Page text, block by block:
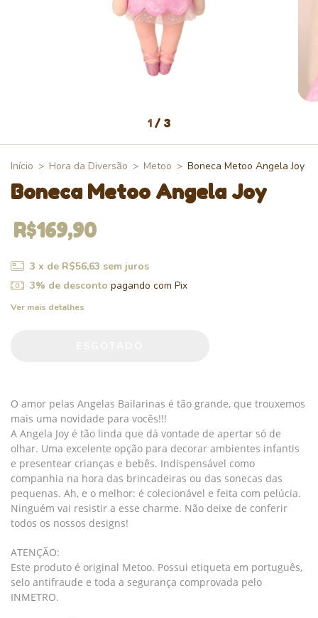
1 / 3
Início > Hora da Diversão > Metoo > Boneca Metoo Angela Joy
Boneca Metoo Angela Joy
R$169,90
3 x de R$56,63 sem juros
3% de desconto pagando com Pix
Ver mais detalhes
O amor pelas Angelas Bailarinas é tão grande, que trouxemos
mais uma novidade para vocês!!!
A Angela Joy é tão linda que dá vontade de apertar só de
olhar. Uma excelente opção para decorar ambientes infantis
e presentear crianças e bebês. Indispensável como
companhia na hora das brincadeiras ou das sonecas das
pequenas. Ah, e o melhor: é colecionável e feita com pelúcia.
Ninguém vai resistir a esse charme. Não deixe de conferir
todos os nossos designs!
ATENÇÃO:
Este produto é original Metoo. Possui etiqueta em português,
selo antifraude e toda a segurança comprovada pelo
INMETRO.